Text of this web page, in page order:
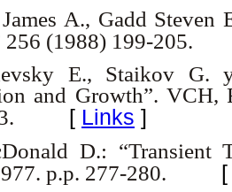
A., Gadd Steven
256 (1988) 199-205.
E., Staikov G.
and Growth”. VCH,
[ Links ]
D.: “Transient
p.p. 277-280.